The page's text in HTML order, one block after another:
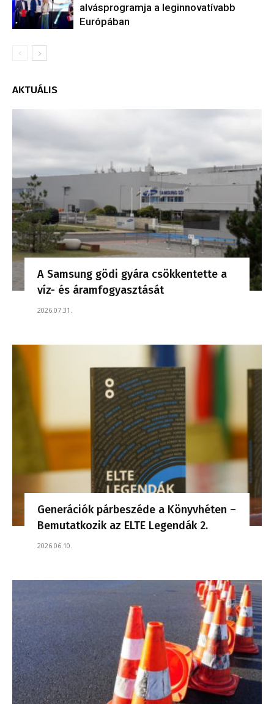
alvásprogramja a leginnovatívabb
Európában
AKTUÁLIS
A Samsung gödi gyára csökkentette a
víz- és áramfogyasztását
2026.07.31.
Generációk párbeszéde a Könyvhéten –
Bemutatkozik az ELTE Legendák 2.
2026.06.10.